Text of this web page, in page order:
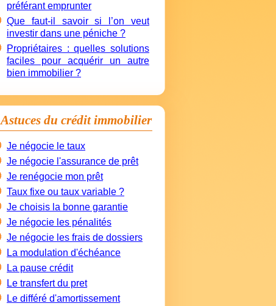
préférant emprunter
Que faut-il savoir si l’on veut
investir dans une péniche ?
Propriétaires : quelles solutions
faciles pour acquérir un autre
bien immobilier ?
Astuces du crédit immobilier
Je négocie le taux
Je négocie l'assurance de prêt
Je renégocie mon prêt
Taux fixe ou taux variable ?
Je choisis la bonne garantie
Je négocie les pénalités
Je négocie les frais de dossiers
La modulation d'échéance
La pause crédit
Le transfert du pret
Le différé d'amortissement